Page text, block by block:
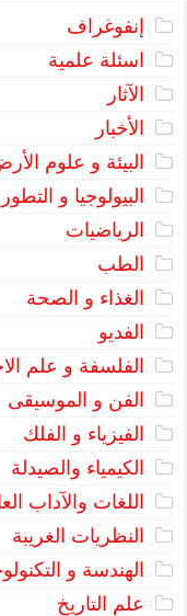
إنفوغراف
اسئلة علمية
الآثار
الأخبار
البيئة و علوم
البيولوجيا و التطور
الرياضيات
الطب
الغذاء و الصحة
الفديو
الفلسفة و علم
الفن و الموسيقى
الفيزياء و الفلك
الكيمياء والصيدلة
اللغات والآداب
النظريات الغريبة
الهندسة و
علم التاريخ